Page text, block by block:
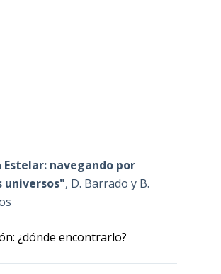
navegando por
, D. Barrado y B.
¿dónde encontrarlo?